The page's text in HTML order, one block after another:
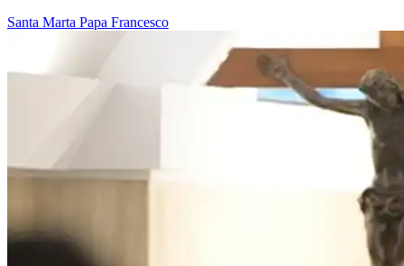
Santa Marta Papa Francesco